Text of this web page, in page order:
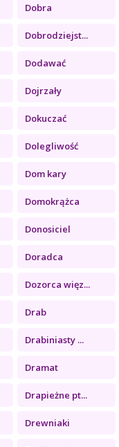
Dobra
Dobrodziejst...
Dodawać
Dojrzały
Dokuczać
Dolegliwość
Dom kary
Domokrążca
Donosiciel
Doradca
Dozorca więz...
Drab
Drabiniasty ...
Dramat
Drapieżne pt...
Drewniaki